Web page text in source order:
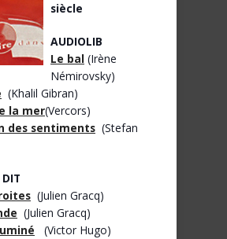
siècle
AUDIOLIB
Le bal (Irène
Némirovsky)
(Khalil Gibran)
la mer(Vercors)
des sentiments (Stefan
(Julien Gracq)
(Julien Gracq)
(Victor Hugo)